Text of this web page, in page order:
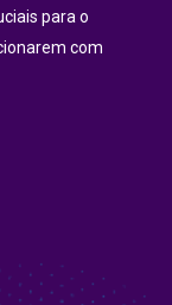
para o
com